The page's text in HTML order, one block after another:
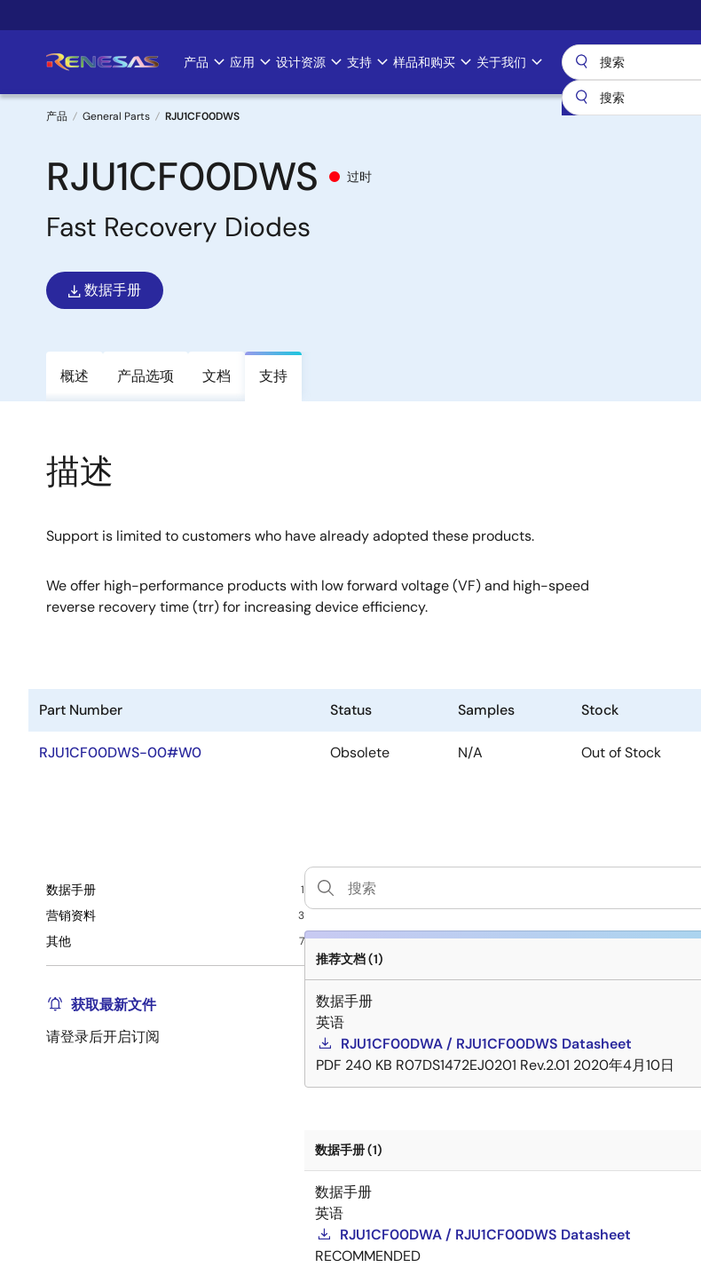
转
要
Main
navigation
产品 应用 设计资源 支持 样品和购买 关于我们
面
包
屑
产品 General Parts RJU1CF00DWS
RJU1CF00DWS 过时
Fast Recovery Diodes
数据手册
概述 产品选项 文档 支持
描述
Support is limited to customers who have already adopted these products.
We offer high-performance products with low forward voltage (VF) and high-speed
reverse recovery time (trr) for increasing device efficiency.
Part Number Status Samples Stock
RJU1CF00DWS-00#W0 Obsolete N/A Out of Stock
数据手册 1
营销资料 3
其他 7
获取最新文件
请登录后开启订阅
推荐文档 (1)
数据手册
英语
RJU1CF00DWA / RJU1CF00DWS Datasheet
PDF 240 KB R07DS1472EJ0201 Rev.2.01 2020年4月10日
数据手册 (1)
数据手册
英语
RJU1CF00DWA / RJU1CF00DWS Datasheet
RECOMMENDED